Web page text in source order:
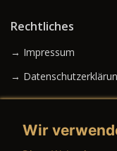
Rechtliches
→ Impressum
→
Wir